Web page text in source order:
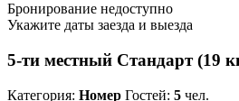
Бронирование недоступно
Укажите даты заезда и выезда
5-ти местный Стандарт (19
Категория: Номер Гостей: 5 чел.